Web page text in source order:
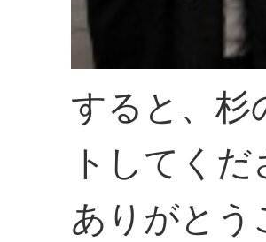
すると、杉
トしてく
ありがとう